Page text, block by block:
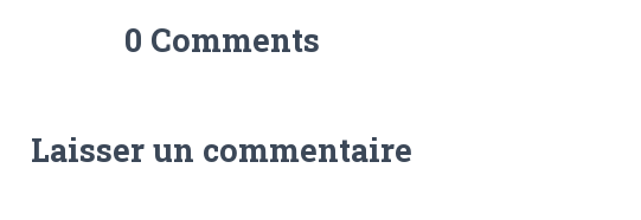
0 Comments
Laisser un commentaire